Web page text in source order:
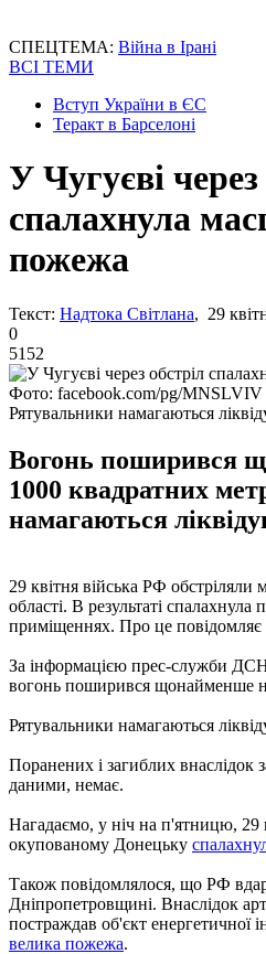
СПЕЦТЕМА: Війна в Ірані
ВСІ ТЕМИ
Вступ України в ЄС
Теракт в Барселоні
У Чугуєві через
спалахнула
пожежа
Текст: Надтока Світлана, 29
0
5152
Фото: facebook.com/pg/MNSLVIV
Рятувальники намагаються
Вогонь поширився
1000 квадратних
намагаються
29 квітня війська РФ обстріляли
області. В результаті
приміщеннях. Про це повідомляє
За інформацією прес-служби
вогонь поширився щонайменше
Рятувальники намагаються
Поранених і загиблих внаслідок
даними, немає.
Нагадаємо, у ніч на п'ятницю, 29
окупованому Донецьку
Також повідомлялося, що РФ
Дніпропетровщині. Внаслідок
постраждав об'єкт енергетичної
велика пожежа.